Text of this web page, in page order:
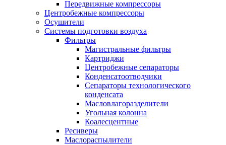
Передвижные компрессоры
Центробежные компрессоры
Осушители
Системы подготовки воздуха
Фильтры
Магистральные фильтры
Картриджи
Центробежные сепараторы
Конденсатоотводчики
Сепараторы технологического
конденсата
Масловлагоразделители
Угольная колонна
Коалесцентные
Ресиверы
Маслораспылители